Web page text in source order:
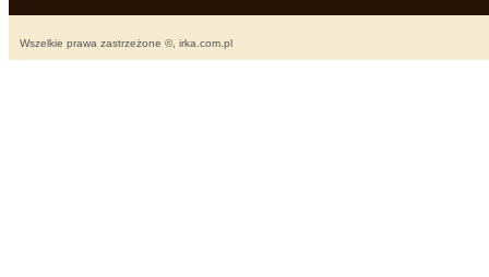
Wszelkie prawa zastrzeżone ©, irka.com.pl